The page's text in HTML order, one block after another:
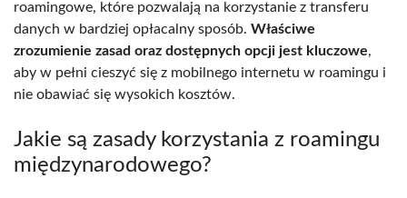
roamingowe, które pozwalają na korzystanie z transferu
danych w bardziej opłacalny sposób. Właściwe
zrozumienie zasad oraz dostępnych opcji jest kluczowe,
aby w pełni cieszyć się z mobilnego internetu w roamingu i
nie obawiać się wysokich kosztów.
Jakie są zasady korzystania z roamingu
międzynarodowego?